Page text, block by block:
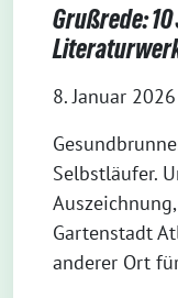
Grußrede:
8. Januar 2026
Selbstläufer.
Gartenstadt
anderer Ort